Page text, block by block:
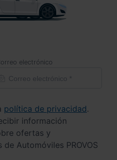
electrónico
política de privacidad.
información
ofertas y
Automóviles PROVOS